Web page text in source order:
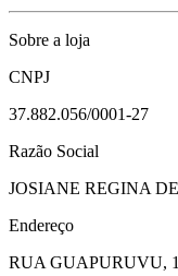
Sobre a loja
CNPJ
37.882.056/0001-27
Razão Social
JOSIANE REGINA
Endereço
RUA GUAPURUVU,